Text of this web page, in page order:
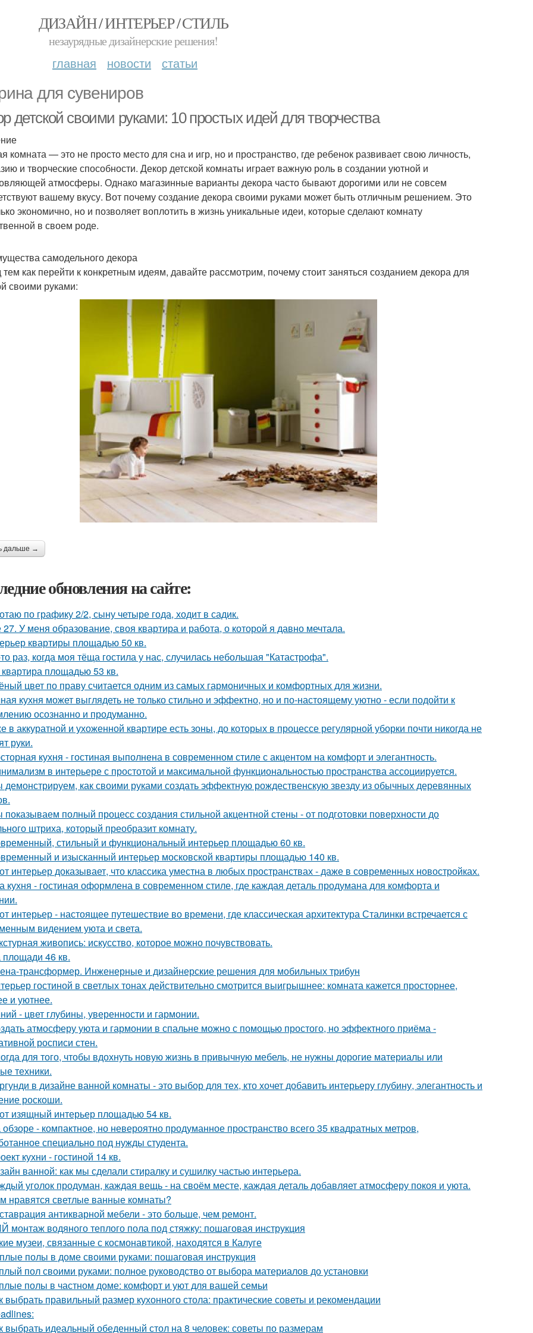
ДИЗАЙН / ИНТЕРЬЕР / СТИЛЬ
незаурядные дизайнерские решения!
главная новости статьи
для сувениров
детской своими руками: 10 простых идей для творчества
комната — это не просто место для сна и игр, но и пространство, где ребенок развивает свою личность,
и творческие способности. Декор детской комнаты играет важную роль в создании уютной и
атмосферы. Однако магазинные варианты декора часто бывают дорогими или не совсем
вашему вкусу. Вот почему создание декора своими руками может быть отличным решением. Это
экономично, но и позволяет воплотить в жизнь уникальные идеи, которые сделают комнату
в своем роде.
самодельного декора
как перейти к конкретным идеям, давайте рассмотрим, почему стоит заняться созданием декора для
своими руками:
дальше →
обновления на сайте:
по графику 2/2, сыну четыре года, ходит в садик.
У меня образование, своя квартира и работа, о которой я давно мечтала.
квартиры площадью 50 кв.
раз, когда моя тёща гостила у нас, случилась небольшая "Катастрофа".
площадью 53 кв.
цвет по праву считается одним из самых гармоничных и комфортных для жизни.
кухня может выглядеть не только стильно и эффектно, но и по-настоящему уютно - если подойти к
осознанно и продуманно.
в аккуратной и ухоженной квартире есть зоны, до которых в процессе регулярной уборки почти никогда не
руки.
кухня - гостиная выполнена в современном стиле с акцентом на комфорт и элегантность.
в интерьере с простотой и максимальной функциональностью пространства ассоциируется.
как своими руками создать эффектную рождественскую звезду из обычных деревянных
полный процесс создания стильной акцентной стены - от подготовки поверхности до
штриха, который преобразит комнату.
стильный и функциональный интерьер площадью 60 кв.
и изысканный интерьер московской квартиры площадью 140 кв.
интерьер доказывает, что классика уместна в любых пространствах - даже в современных новостройках.
кухня - гостиная оформлена в современном стиле, где каждая деталь продумана для комфорта и
интерьер - настоящее путешествие во времени, где классическая архитектура Сталинки встречается с
видением уюта и света.
живопись: искусство, которое можно почувствовать.
46 кв.
трансформер. Инженерные и дизайнерские решения для мобильных трибун
гостиной в светлых тонах действительно смотрится выигрышнее: комната кажется просторнее,
и уютнее.
- цвет глубины, уверенности и гармонии.
атмосферу уюта и гармонии в спальне можно с помощью простого, но эффектного приёма -
росписи стен.
для того, чтобы вдохнуть новую жизнь в привычную мебель, не нужны дорогие материалы или
техники.
в дизайне ванной комнаты - это выбор для тех, кто хочет добавить интерьеру глубину, элегантность и
роскоши.
изящный интерьер площадью 54 кв.
- компактное, но невероятно продуманное пространство всего 35 квадратных метров,
специально под нужды студента.
кухни - гостиной 14 кв.
ванной: как мы сделали стиралку и сушилку частью интерьера.
уголок продуман, каждая вещь - на своём месте, каждая деталь добавляет атмосферу покоя и уюта.
нравятся светлые ванные комнаты?
антикварной мебели - это больше, чем ремонт.
монтаж водяного теплого пола под стяжку: пошаговая инструкция
музеи, связанные с космонавтикой, находятся в Калуге
полы в доме своими руками: пошаговая инструкция
пол своими руками: полное руководство от выбора материалов до установки
полы в частном доме: комфорт и уют для вашей семьи
выбрать правильный размер кухонного стола: практические советы и рекомендации
выбрать идеальный обеденный стол на 8 человек: советы по размерам